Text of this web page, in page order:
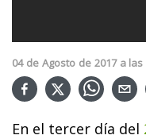
04 de Agosto de 2017 a las
En el tercer día del